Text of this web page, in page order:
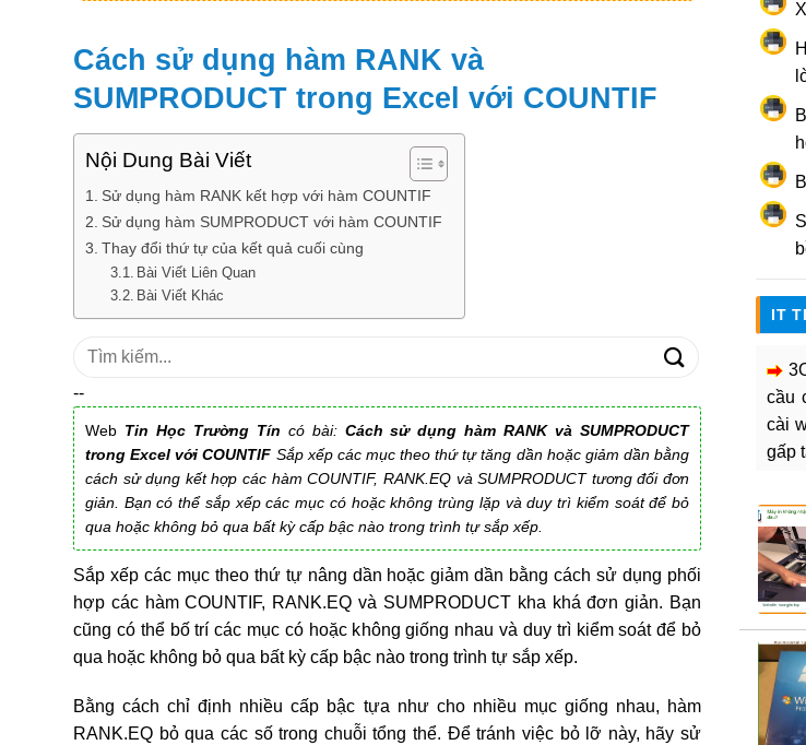
Cách sử dụng hàm RANK và
SUMPRODUCT trong Excel với COUNTIF
Nội Dung Bài Viết
Sử dụng hàm RANK kết hợp với hàm COUNTIF
Sử dụng hàm SUMPRODUCT với hàm COUNTIF
Thay đổi thứ tự của kết quả cuối cùng
Bài Viết Liên Quan
Bài Viết Khác
Tìm
--
Web Tin Học Trường Tín có bài: Cách sử dụng hàm RANK và SUMPRODUCT
trong Excel với COUNTIF Sắp xếp các mục theo thứ tự tăng dần hoặc giảm dần bằng
cách sử dụng kết hợp các hàm COUNTIF, RANK.EQ và SUMPRODUCT tương đối đơn
giản. Bạn có thể sắp xếp các mục có hoặc không trùng lặp và duy trì kiểm soát để bỏ
qua hoặc không bỏ qua bất kỳ cấp bậc nào trong trình tự sắp xếp.
Sắp xếp các mục theo thứ tự nâng dần hoặc giảm dần bằng cách sử dụng phối
hợp các hàm COUNTIF, RANK.EQ và SUMPRODUCT kha khá đơn giản. Bạn
cũng có thể bố trí các mục có hoặc không giống nhau và duy trì kiểm soát để bỏ
qua hoặc không bỏ qua bất kỳ cấp bậc nào trong trình tự sắp xếp.
Bằng cách chỉ định nhiều cấp bậc tựa như cho nhiều mục giống nhau, hàm
RANK.EQ bỏ qua các số trong chuỗi tổng thể. Để tránh việc bỏ lỡ này, hãy sử
IT
cầu
cài
gấp